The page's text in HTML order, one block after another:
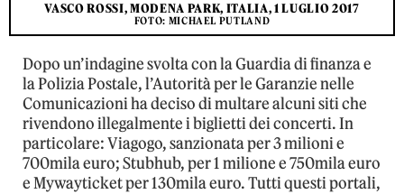
VASCO ROSSI, MODENA PARK, ITALIA, 1 LUGLIO 2017
FOTO: MICHAEL PUTLAND
Dopo un’indagine svolta con la Guardia di finanza e
la Polizia Postale, l’Autorità per le Garanzie nelle
Comunicazioni ha deciso di multare alcuni siti che
rivendono illegalmente i biglietti dei concerti. In
particolare: Viagogo, sanzionata per 3 milioni e
700mila euro; Stubhub, per 1 milione e 750mila euro
e Mywayticket per 130mila euro. Tutti questi portali,